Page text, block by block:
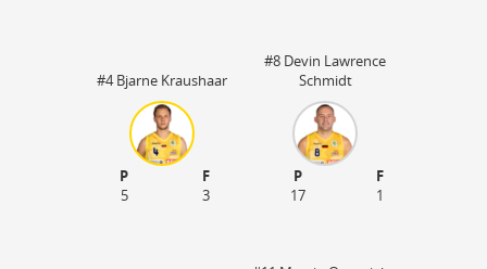
#4 Bjarne Kraushaar
P
F
5
3
#8 Devin Lawrence
Schmidt
P
F
17
1